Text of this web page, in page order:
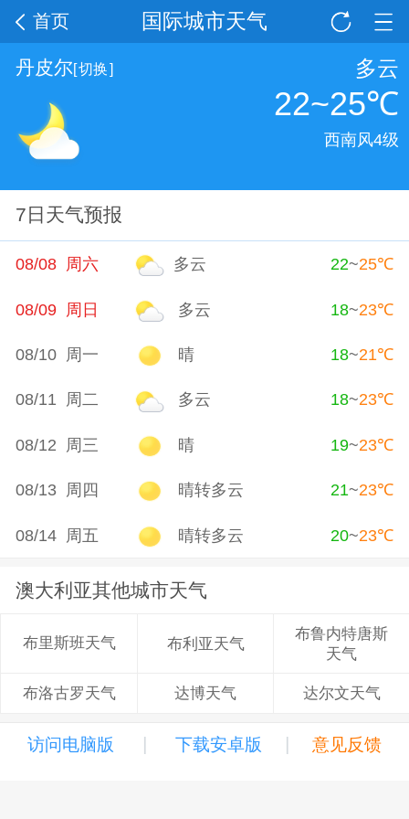
国际城市天气
首页
丹皮尔[切换] 多云
22~25℃
西南风4级
7日天气预报
08/08 周六 多云 22~25℃
08/09 周日 多云 18~23℃
08/10 周一 晴 18~21℃
08/11 周二 多云 18~23℃
08/12 周三 晴 19~23℃
08/13 周四 晴转多云 21~23℃
08/14 周五 晴转多云 20~23℃
澳大利亚其他城市天气
布里斯班天气 布利亚天气
布鲁内特唐斯
天气
布洛古罗天气 达博天气 达尔文天气
访问电脑版 | 下载安卓版 | 意见反馈